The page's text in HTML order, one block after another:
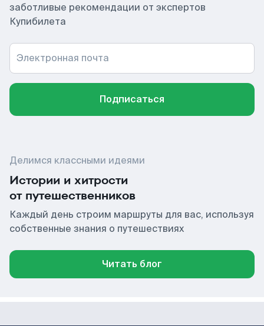
заботливые рекомендации от экспертов
Купибилета
Электронная почта
Подписаться
Делимся классными идеями
Истории и хитрости
от путешественников
Каждый день строим маршруты для вас, используя
собственные знания о путешествиях
Читать блог